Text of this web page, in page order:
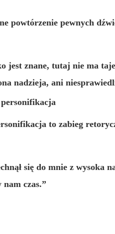
powtórzenie pewnych
jest znane, tutaj nie ma
nadzieja, ani
to zabieg
się do mnie z wysoka
nam czas.”